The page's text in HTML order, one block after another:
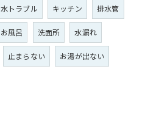
水トラブル キッチン 排水管
お風呂 洗面所 水漏れ
止まらない お湯が出ない